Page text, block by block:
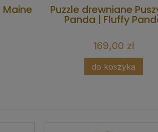
Maine Puzzle drewniane
Panda | Fluffy
169,00 zł
do koszyka